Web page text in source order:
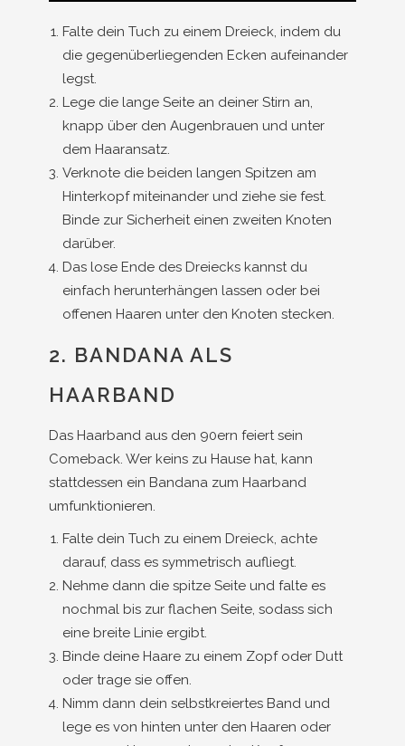
Falte dein Tuch zu einem Dreieck, indem du
die gegenüberliegenden Ecken aufeinander
legst.
Lege die lange Seite an deiner Stirn an,
knapp über den Augenbrauen und unter
dem Haaransatz.
Verknote die beiden langen Spitzen am
Hinterkopf miteinander und ziehe sie fest.
Binde zur Sicherheit einen zweiten Knoten
darüber.
Das lose Ende des Dreiecks kannst du
einfach herunterhängen lassen oder bei
offenen Haaren unter den Knoten stecken.
2. BANDANA ALS
HAARBAND
Das Haarband aus den 90ern feiert sein
Comeback. Wer keins zu Hause hat, kann
stattdessen ein Bandana zum Haarband
umfunktionieren.
Falte dein Tuch zu einem Dreieck, achte
darauf, dass es symmetrisch aufliegt.
Nehme dann die spitze Seite und falte es
nochmal bis zur flachen Seite, sodass sich
eine breite Linie ergibt.
Binde deine Haare zu einem Zopf oder Dutt
oder trage sie offen.
Nimm dann dein selbstkreiertes Band und
lege es von hinten unter den Haaren oder